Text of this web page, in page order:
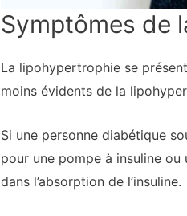
Symptômes de
La lipohypertrophie se
moins évidents de la
Si une personne diabétique
pour une pompe à insuline
dans l’absorption de l’insuline.